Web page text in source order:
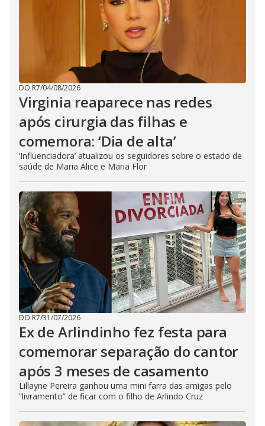
DO R7/04/08/2026
Virginia reaparece nas redes
após cirurgia das filhas e
comemora: ‘Dia de alta’
‘Influenciadora’ atualizou os seguidores sobre o estado de
saúde de Maria Alice e Maria Flor
DO R7/31/07/2026
Ex de Arlindinho fez festa para
comemorar separação do cantor
após 3 meses de casamento
Lillayne Pereira ganhou uma mini farra das amigas pelo
“livramento” de ficar com o filho de Arlindo Cruz